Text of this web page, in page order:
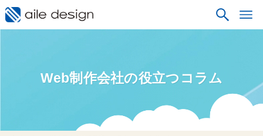
Web制作会社の役立つコラム